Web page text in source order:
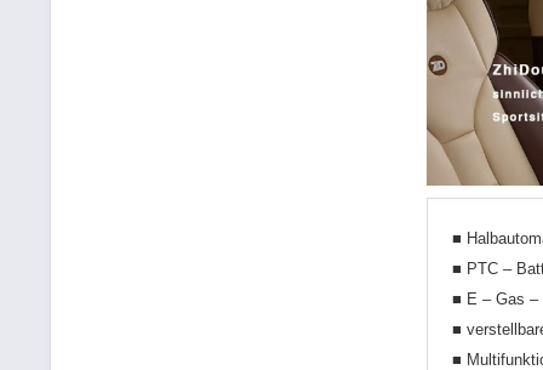
■
■ PTC –
■ E – Gas –
■
■